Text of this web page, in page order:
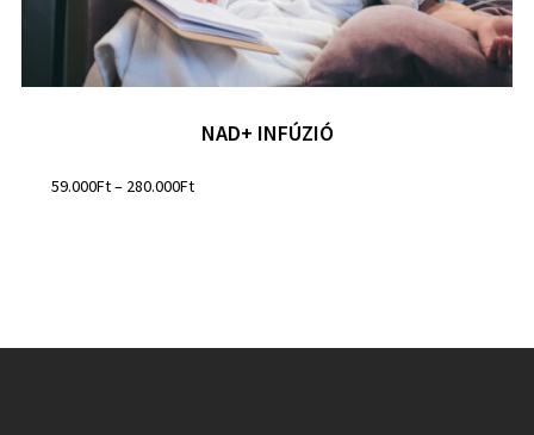
NAD+ INFÚZIÓ
59.000Ft– 280.000Ft